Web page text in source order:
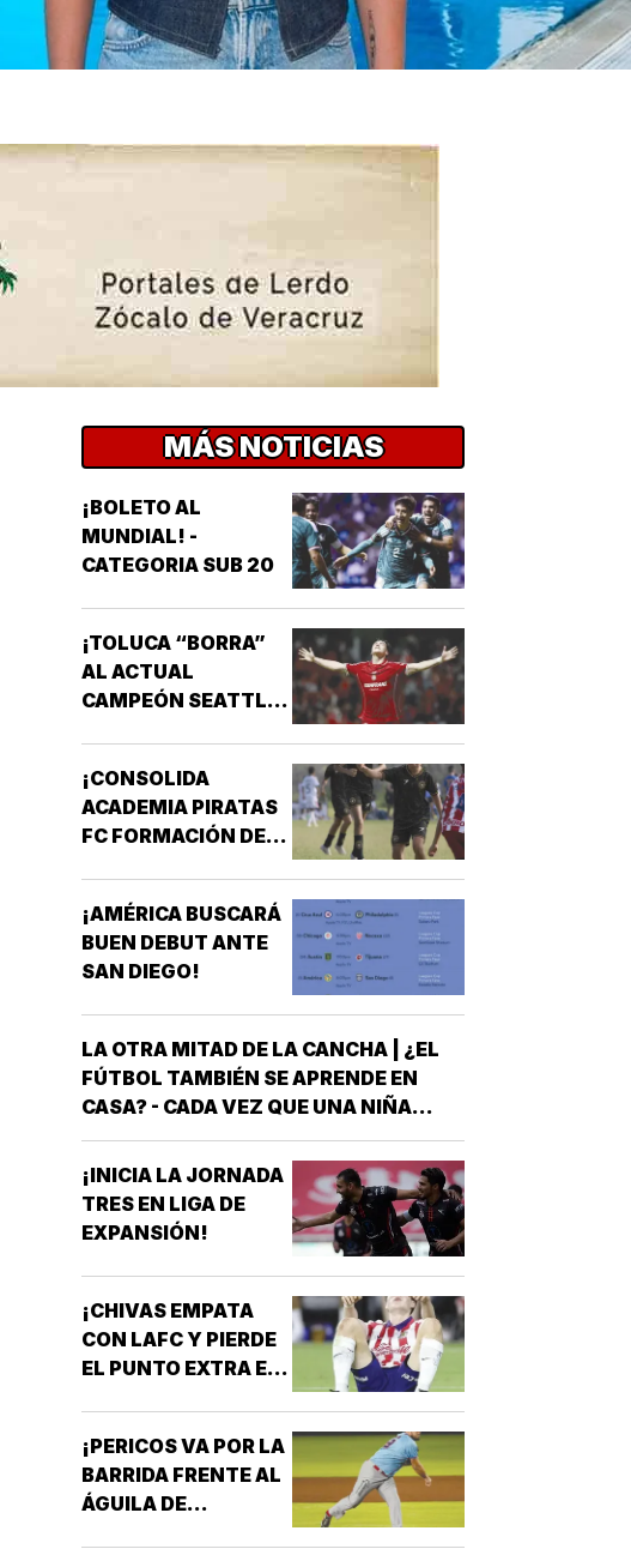
MÁS NOTICIAS
¡BOLETO AL
MUNDIAL! -
CATEGORIA SUB 20
¡TOLUCA “BORRA”
AL ACTUAL
CAMPEÓN SEATTLE
¡CONSOLIDA
ACADEMIA PIRATAS
FC FORMACIÓN DE
¡AMÉRICA BUSCARÁ
BUEN DEBUT ANTE
SAN DIEGO!
LA OTRA MITAD DE LA CANCHA | ¿EL
FÚTBOL TAMBIÉN SE APRENDE EN
CASA? - CADA VEZ QUE UNA NIÑA
ENTRA A UNA CANCHA CON UN BALÓN
BAJO EL BRAZO, NO LLEGA SOLA
*DETRÁS DE ELLA SIEMPRE HAY
ALGUIEN QUE LA LLEVÓ AL
ENTRENAMIENTO, QUE HIZO EL
ESFUERZO…
¡INICIA LA JORNADA
TRES EN LIGA DE
EXPANSIÓN!
¡CHIVAS EMPATA
CON LAFC Y PIERDE
EL PUNTO EXTRA EN
¡PERICOS VA POR LA
BARRIDA FRENTE AL
ÁGUILA DE